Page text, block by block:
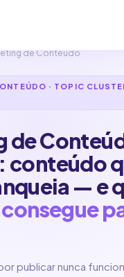
de Conteúdo
· TOPIC
de
conteúdo
— e
publicar nunca